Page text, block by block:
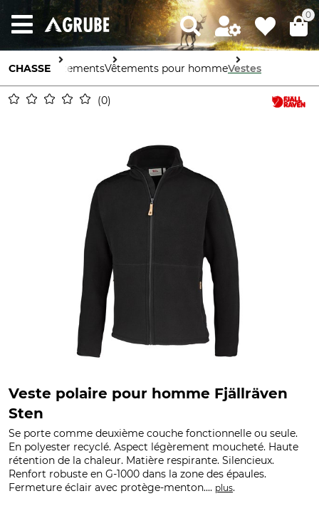
0
CHASSE VêtementsVêtements pour hommeVestes
0
Veste polaire pour homme Fjällräven
Sten
Se porte comme deuxième couche fonctionnelle ou seule.
En polyester recyclé. Aspect légèrement moucheté. Haute
rétention de la chaleur. Matière respirante. Silencieux.
Renfort robuste en G-1000 dans la zone des épaules.
Fermeture éclair avec protège-menton.... plus.